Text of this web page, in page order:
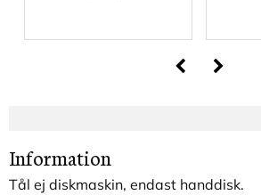
Information
Tål ej diskmaskin, endast handdisk.